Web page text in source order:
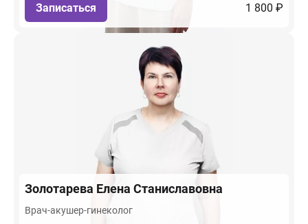
Записаться 1 800 ₽
Золотарева Елена Станиславовна
Врач-акушер-гинеколог